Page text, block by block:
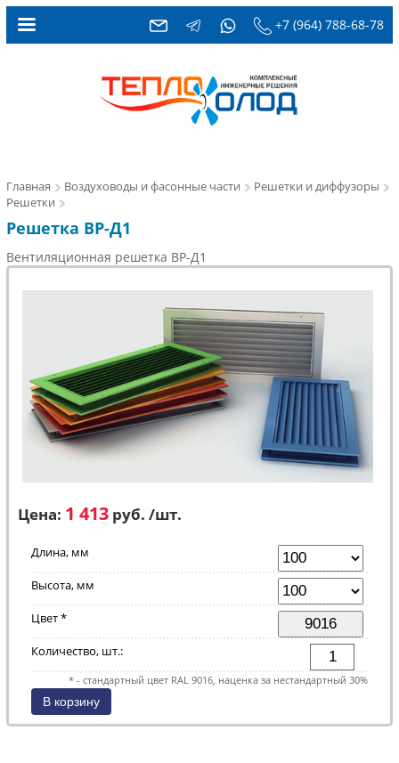
+7 (964) 788-68-78
Главная Воздуховоды и фасонные части
Решетки и диффузоры
Решетки
Решетка ВР-Д1
Вентиляционная решетка ВР-Д1
Цена: 1 413 руб. /шт.
Длина, мм
Высота, мм
Цвет *
Количество, шт.:
* - стандартный цвет RAL 9016, наценка за нестандартный 30%